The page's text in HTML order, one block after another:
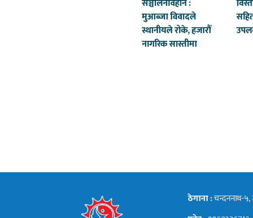
सञ्चालनविहीन :
मुआब्जा विवादले
स्थानीयले रोके, हजारौँ
नागरिक सास्तीमा
ठेगाना :चन्दननाथ-५,